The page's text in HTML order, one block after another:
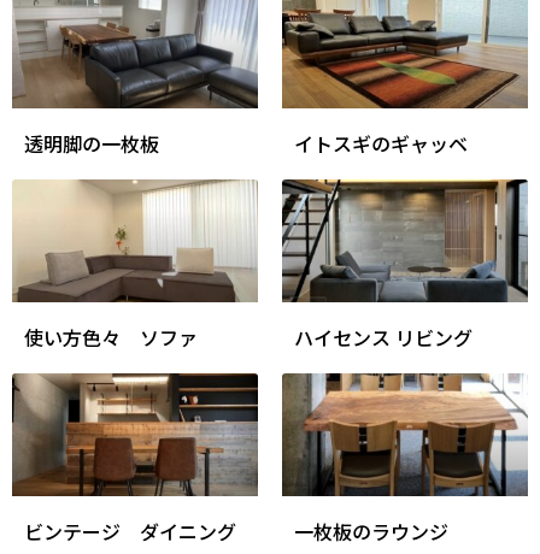
透明脚の一枚板 イトスギのギャッベ
使い方色々 ソファ ハイセンス リビング
ビンテージ ダイニング 一枚板のラウンジ